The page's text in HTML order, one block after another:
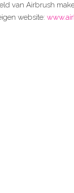
van Airbrush
website: